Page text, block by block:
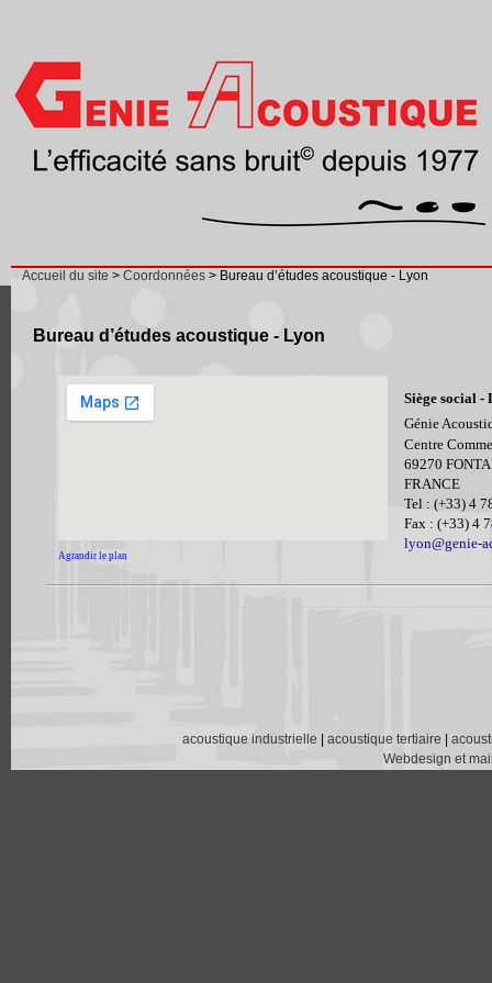
Accueil du site > Coordonnées > Bureau d’études acoustique - Lyon
Bureau d’études acoustique - Lyon
Agrandir le plan
Siège social -
Génie
Centre
69270
FRANCE
Tel : (+33) 4
Fax : (+33) 4
lyon@genie-
acoustique industrielle | acoustique tertiaire |
Webdesign et